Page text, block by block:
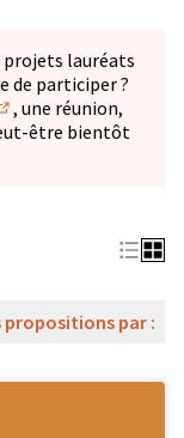
projets lauréats
de participer ?
dans un
, une réunion,
être bientôt
propositions par :